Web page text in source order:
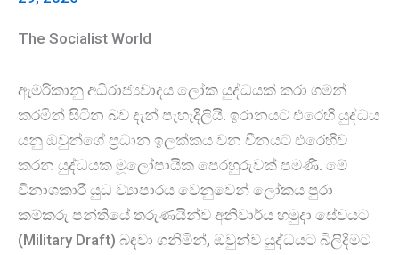
The Socialist World
ඇමරිකානු අධිරාජ්‍යවාදය ලෝක යුද්ධයක් කරා ගමන්
කරමින් සිටින බව දැන් පැහැදිලියි. ඉරානයට එරෙහි යුද්ධය
යනු ඔවුන්ගේ ප්‍රධාන ඉලක්කය වන චීනයට එරෙහිව
කරන යුද්ධයක මූලෝපායික පෙරහුරුවක් පමණි. මේ
විනාශකාරී යුධ ව්‍යාපාරය වෙනුවෙන් ලෝකය පුරා
කම්කරු පන්තියේ තරුණයින්ව අනිවාර්ය හමුදා සේවයට
(Military Draft) බඳවා ගනිමින්, ඔවුන්ව යුද්ධයට බිලිදීමට